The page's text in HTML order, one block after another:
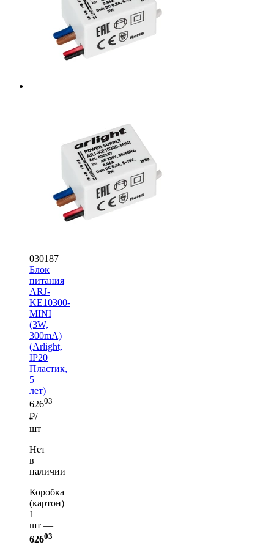
030187
Блок
питания
ARJ-
KE10300-
MINI
(3W,
300mA)
(Arlight,
IP20
Пластик,
5
лет)
62603
₽/
шт
Нет
в
наличии
Коробка
(картон)
1
шт —
62603